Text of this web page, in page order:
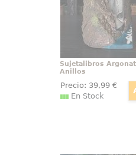
Sujetalibros
Anillos
Precio: 39,99€
En Stock